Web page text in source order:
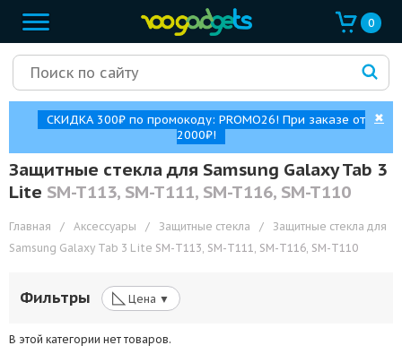
0
СКИДКА 300₽ по промокоду: PROMO26! При заказе от
2000₽!
✖
Защитные стекла для Samsung Galaxy Tab 3
Lite SM-T113, SM-T111, SM-T116, SM-T110
Главная / Аксессуары / Защитные стекла /
Защитные стекла для
Samsung Galaxy Tab 3 Lite SM-T113, SM-T111, SM-T116, SM-T110
Фильтры ◺ Цена ▼
В этой категории нет товаров.